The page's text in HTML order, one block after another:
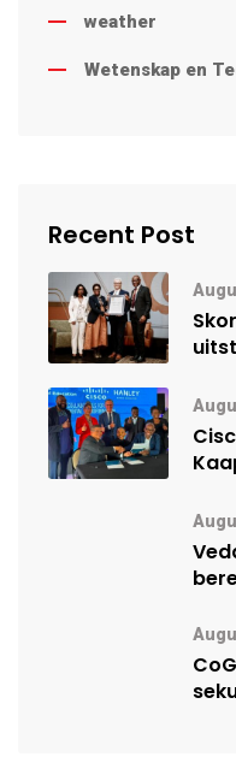
weather
Wetenskap en
Recent Post